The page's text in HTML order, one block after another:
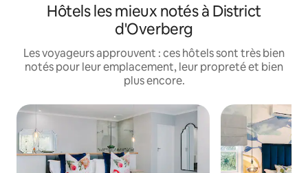
Hôtels les mieux notés à District
d'Overberg
Les voyageurs approuvent : ces hôtels sont très bien
notés pour leur emplacement, leur propreté et bien
plus encore.